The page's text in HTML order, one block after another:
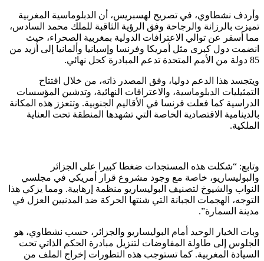
وأردف نشطاوي، في تصريح لهسبريس، أن الدبلوماسية المغربية
تميزت بالرزانة والرجاحة وفق الرؤية الثاقبة للملك محمد السادس،
مما أسفر عن توالي الاعترافات الدولية بمغربية الصحراء، حيث
انضمت دول كبرى مثل أمريكا وفرنسا وإسبانيا وألمانيا إلى أزيد من
85 دولة من الأمم المتحدة تدعم المبادرة كحل نهائي.
ويتجسد هذا الدعم دوليا، وفق المصدر ذاته، من خلال افتتاح
التمثيليات الدبلوماسية، والاعترافات النهائية، وتدشين المؤسسات
الدراسية كما فعلت فرنسا في الأقاليم الجنوبية. وتتعزز هذه المكانة
بالدينامية الاقتصادية الخاصة التي تشهدها المنطقة تحت العناية
الملكية.
وتابع: “شكلت هذه المستجدات ضغطا كبيرا على الجزائر
والبوليساريو، خاصة مع وجود مشروع قرار أمريكي في مجلسي
النواب والشيوخ لتصنيف البوليساريو منظمة إرهابية. ومما يزكي هذا
التوجه، الهجمات الجبانة التي شنتها الحركة ضد المدنيين العزل في
مدينة السمارة”.
وبات الخيار الوحيد أمام البوليساريو والجزائر، حسب نشطاوي، هو
الجلوس إلى طاولة المفاوضات لتنزيل مبادرة الحكم الذاتي تحت
السيادة المغربية. كما تستوجب هذه التطورات إخراج الملف من